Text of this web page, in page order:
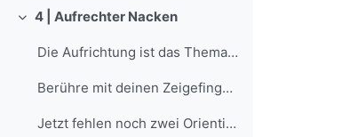
Einklappen
4 | Aufrechter Nacken
Die Aufrichtung ist das Thema der Wirbelsäule mit ...
Berühre mit deinen Zeigefingerspitzen die Unterkan...
Jetzt fehlen noch zwei Orientierungspunkte, die wi...